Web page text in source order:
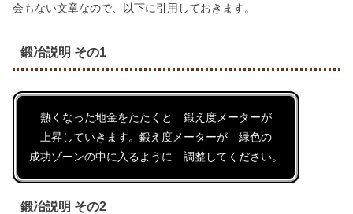
会もない文章なので、以下に引用しておきます。
鍛冶説明 その1
熱くなった地金をたたくと 鍛え度メーターが
上昇していきます。鍛え度メーターが 緑色の
成功ゾーンの中に入るように 調整してください。
鍛冶説明 その2